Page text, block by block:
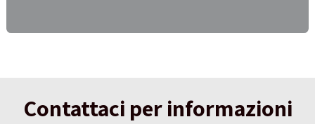
Contattaci per informazioni